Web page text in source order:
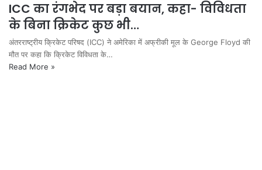
ICC का रंगभेद पर बड़ा बयान, कहा- विविधता
के बिना क्रिकेट कुछ भी…
अंतरराष्ट्रीय क्रिकेट परिषद (ICC) ने अमेरिका में अफ्रीकी मूल के George Floyd की
मौत पर कहा कि क्रिकेट विविधता के…
Read More »